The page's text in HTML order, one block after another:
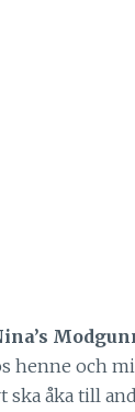
henne och
åka till